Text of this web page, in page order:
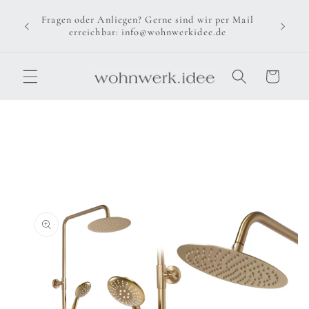
zum
Inhalt
Fragen oder Anliegen? Gerne sind wir per Mail
erreichbar: info@wohnwerkidee.de
Warenkorb